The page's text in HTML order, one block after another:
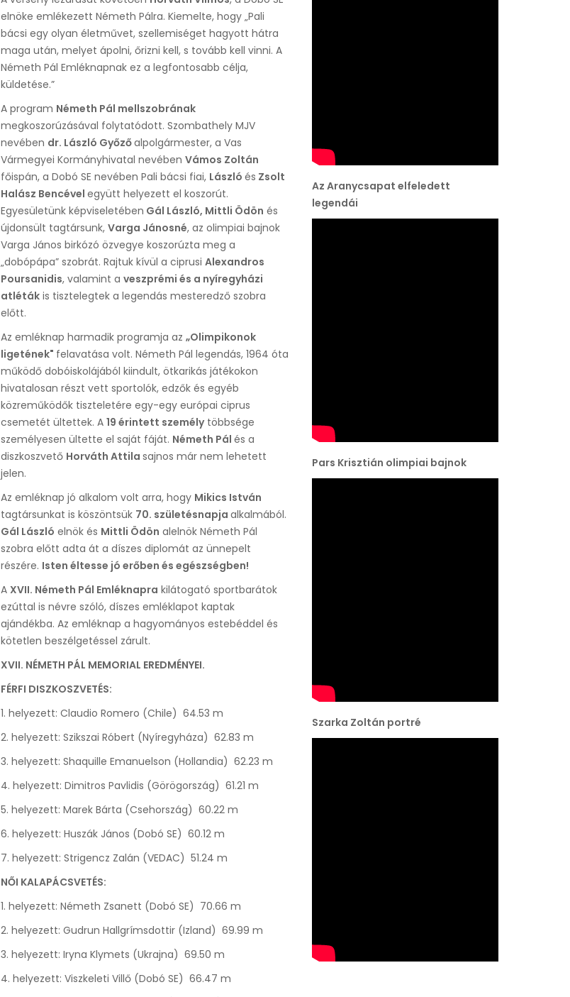
elnöke emlékezett Németh Pálra. Kiemelte, hogy „Pali
bácsi egy olyan életművet, szellemiséget hagyott hátra
maga után, melyet ápolni, őrizni kell, s tovább kell vinni. A
Németh Pál Emléknapnak ez a legfontosabb célja,
küldetése.”
A program Németh Pál mellszobrának
megkoszorúzásával folytatódott. Szombathely MJV
nevében dr. László Győzőalpolgármester, a Vas
Vármegyei Kormányhivatal nevében Vámos Zoltán
főispán, a Dobó SE nevében Pali bácsi fiai, László és Zsolt
Halász Bencével együtt helyezett el koszorút.
Egyesületünk képviseletében Gál László, Mittli Ödön és
újdonsült tagtársunk, Varga Jánosné, az olimpiai bajnok
Varga János birkózó özvegye koszorúzta meg a
„dobópápa” szobrát. Rajtuk kívül a ciprusi Alexandros
Poursanidis, valamint a veszprémi és a nyíregyházi
atlétákis tisztelegtek a legendás mesteredző szobra
előtt.
Az emléknap harmadik programja az „Olimpikonok
ligetének" felavatása volt. Németh Pál legendás, 1964 óta
működő dobóiskolájából kiindult, ötkarikás játékokon
hivatalosan részt vett sportolók, edzők és egyéb
közreműködők tiszteletére egy-egy európai ciprus
csemetét ültettek. A 19 érintett személytöbbsége
személyesen ültette el saját fáját. Németh Pál és a
diszkoszvető Horváth Attila sajnos már nem lehetett
jelen.
Az emléknap jó alkalom volt arra, hogy Mikics István
tagtársunkat is köszöntsük 70. születésnapja alkalmából.
Gál László elnök és Mittli Ödön alelnök Németh Pál
szobra előtt adta át a díszes diplomát az ünnepelt
részére. Isten éltesse jó erőben és egészségben!
A XVII. Németh Pál Emléknapra kilátogató sportbarátok
ezúttal is névre szóló, díszes emléklapot kaptak
ajándékba. Az emléknap a hagyományos estebéddel és
kötetlen beszélgetéssel zárult.
XVII. NÉMETH PÁL MEMORIAL EREDMÉNYEI.
FÉRFI DISZKOSZVETÉS:
1. helyezett: Claudio Romero (Chile) 64.53 m
2. helyezett: Szikszai Róbert (Nyíregyháza) 62.83 m
3. helyezett: Shaquille Emanuelson (Hollandia) 62.23 m
4. helyezett: Dimitros Pavlidis (Görögország) 61.21 m
5. helyezett: Marek Bárta (Csehország) 60.22 m
6. helyezett: Huszák János (Dobó SE) 60.12 m
7. helyezett: Strigencz Zalán (VEDAC) 51.24 m
NŐI KALAPÁCSVETÉS:
1. helyezett: Németh Zsanett (Dobó SE) 70.66 m
2. helyezett: Gudrun Hallgrímsdottir (Izland) 69.99 m
3. helyezett: Iryna Klymets (Ukrajna) 69.50 m
4. helyezett: Viszkeleti Villő (Dobó SE) 66.47 m
Az Aranycsapat elfeledett
legendái
Pars Krisztián olimpiai bajnok
Szarka Zoltán portré